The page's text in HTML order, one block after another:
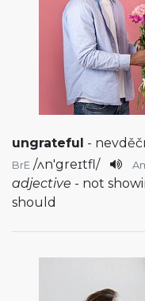
ungrateful -
BrE /ʌn'greɪtfl/
adjective - not
should